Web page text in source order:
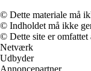
© Dette materiale må
© Indholdet må ikke
© Dette site er omfattet
Netværk
Udbyder
Annoncepartner